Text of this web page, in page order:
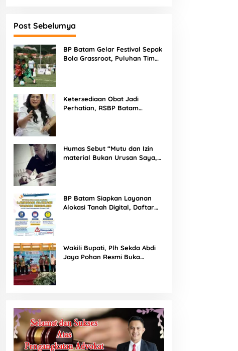
Post Sebelumya
BP Batam Gelar Festival Sepak
Bola Grassroot, Puluhan Tim
Ketersediaan Obat Jadi
Perhatian, RSBP Batam
Humas Sebut “Mutu dan Izin
material Bukan Urusan Saya,
BP Batam Siapkan Layanan
Alokasi Tanah Digital, Daftar
Wakili Bupati, Plh Sekda Abdi
Jaya Pohan Resmi Buka